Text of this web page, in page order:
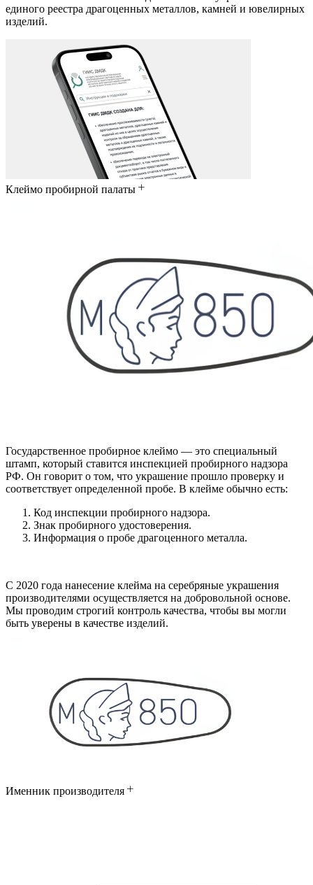
единого реестра драгоценных металлов, камней и ювелирных
изделий.
Клеймо пробирной палаты
Государственное пробирное клеймо — это специальный
штамп, который ставится инспекцией пробирного надзора
РФ. Он говорит о том, что украшение прошло проверку и
соответствует определенной пробе. В клейме обычно есть:
Код инспекции пробирного надзора.
Знак пробирного удостоверения.
Информация о пробе драгоценного металла.
С 2020 года нанесение клейма на серебряные украшения
производителями осуществляется на добровольной основе.
Мы проводим строгий контроль качества, чтобы вы могли
быть уверены в качестве изделий.
Именник производителя